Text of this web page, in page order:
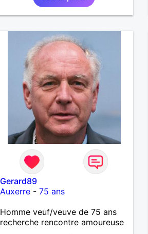
avec leurs anecdotes. Sans
oublier la famille. Si une femme
ce reconnaît qu'elle
communique avec moi.
Gerard89
Auxerre- 75 ans
Homme veuf/veuve de 75 ans
recherche rencontre amoureuse